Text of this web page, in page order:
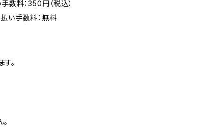
数料：350円（税込）
い手数料：無料
。